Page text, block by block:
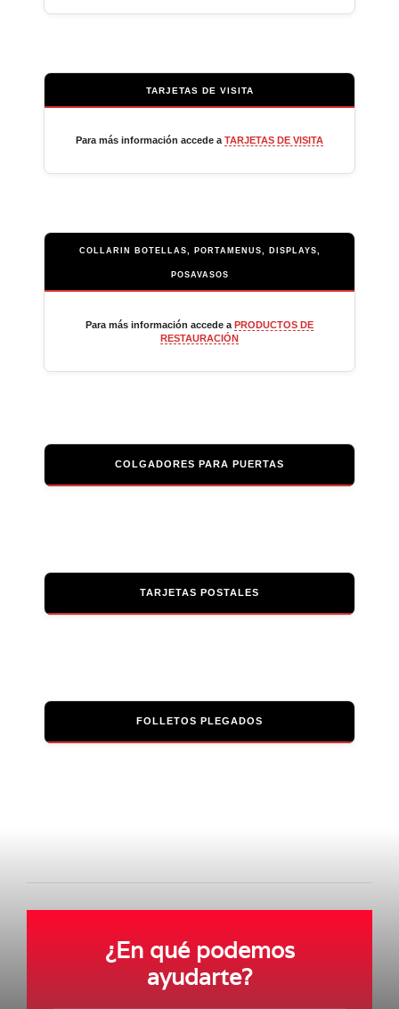
TARJETAS DE VISITA
Para más información accede a TARJETAS DE VISITA
COLLARIN BOTELLAS, PORTAMENUS, DISPLAYS,
POSAVASOS
Para más información accede a PRODUCTOS DE
RESTAURACIÓN
COLGADORES PARA PUERTAS
TARJETAS POSTALES
FOLLETOS PLEGADOS
¿En qué podemos
ayudarte?